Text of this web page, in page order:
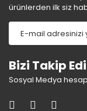
ürünlerden ilk siz
Bizi Takip
Sosyal Medya